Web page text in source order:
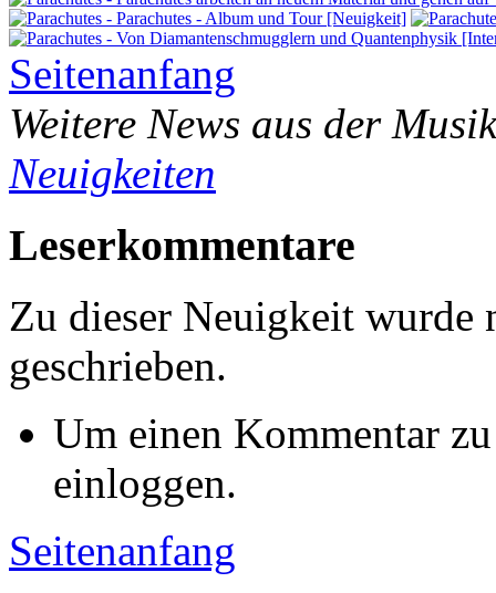
Seitenanfang
Weitere News aus der
Neuigkeiten
Leserkommentare
Zu dieser Neuigkeit wurde
geschrieben.
Um einen Kommentar
einloggen.
Seitenanfang